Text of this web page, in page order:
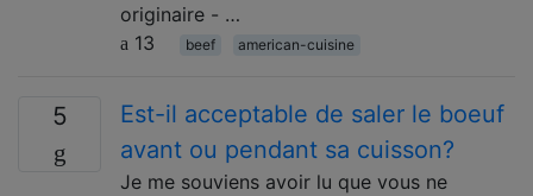
originaire - …
13
beef american-cuisine
5
Est-il acceptable de saler le boeuf
avant ou pendant sa cuisson?
Je me souviens avoir lu que vous ne